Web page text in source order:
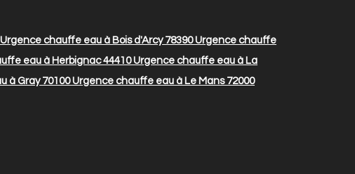
chauffe eau à Bois d'Arcy 78390Urgence chauffe
eau à Herbignac 44410Urgence chauffe eau à La
à Gray 70100Urgence chauffe eau à Le Mans 72000